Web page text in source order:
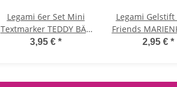
Legami 6er Set Mini
Textmarker TEDDY BÄR
"Teddy's Style" -
3,95 € *
Legami Gelstift
Friends
Gel Pen mit
2,95 € *